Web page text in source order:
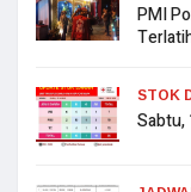
PMI
STOK
Sabtu,